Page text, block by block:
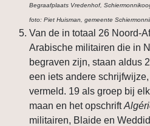
Begraafplaats Vredenhof,
foto: Piet Huisman, gemeente
Van de in totaal 26 Noord-
Arabische militairen die in
begraven zijn, staan aldus
een iets andere
vermeld. 19 als groep bij
maan en het opschrift
militairen, Blaide en